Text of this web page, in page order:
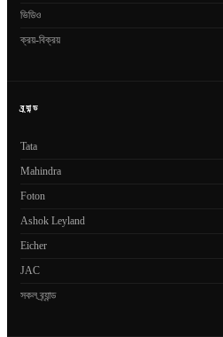
ভিডিও
ক্রয়-বিক্রয়
ব্র্যান্ড
Tata
Mahindra
Foton
Ashok Leyland
Eicher
JAC
সকল ব্র্যান্ড